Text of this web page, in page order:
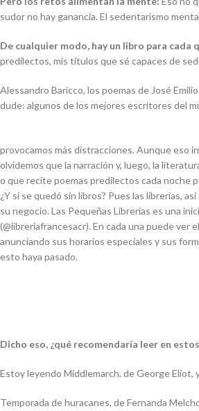
sudor no hay ganancia. El sedentarismo
De cualquier modo, hay un libro para cada
predilectos, mis títulos que sé capaces de
Alessandro Baricco, los poemas de José
dude: algunos de los mejores escritores del
provocamos más distracciones. Aunque eso
olvidemos que la narración y, luego, la
o que recite poemas predilectos cada noche
¿Y si se quedó sin libros? Pues las librerías,
su negocio. Las Pequeñas Librerías es una
(@libreriafrancesacr). En cada una puede ver
anunciando sus horarios especiales y sus
esto haya pasado.
Dicho eso, ¿qué recomendaría leer en
Estoy leyendo Middlemarch, de George
Temporada de huracanes, de Fernanda